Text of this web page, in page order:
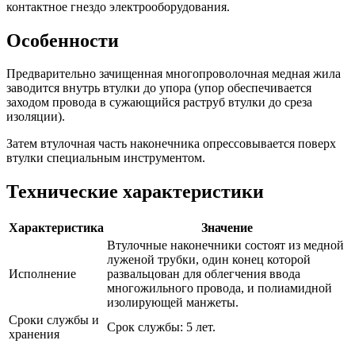
контактное гнездо электрооборудования.
Особенности
Предварительно зачищенная многопроволочная медная жила
заводится внутрь втулки до упора (упор обеспечивается
заходом провода в сужающийся раструб втулки до среза
изоляции).
Затем втулочная часть наконечника опрессовывается поверх
втулки специальным инструментом.
Технические характеристики
Характеристика Значение
Исполнение
Втулочные наконечники состоят из медной
луженой трубки, один конец которой
развальцован для облегчения ввода
многожильного провода, и полиамидной
изолирующей манжеты.
Сроки службы и
хранения
Срок службы: 5 лет.